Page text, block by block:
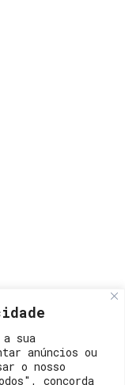
sua
anúncios ou
o nosso
concorda
para
e-mail para